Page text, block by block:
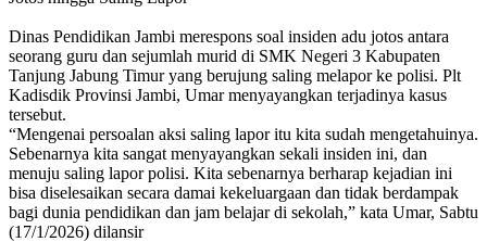
Dinas Pendidikan Jambi merespons soal insiden adu jotos antara
seorang guru dan sejumlah murid di SMK Negeri 3 Kabupaten
Tanjung Jabung Timur yang berujung saling melapor ke polisi. Plt
Kadisdik Provinsi Jambi, Umar menyayangkan terjadinya kasus
tersebut.
“Mengenai persoalan aksi saling lapor itu kita sudah mengetahuinya.
Sebenarnya kita sangat menyayangkan sekali insiden ini, dan
menuju saling lapor polisi. Kita sebenarnya berharap kejadian ini
bisa diselesaikan secara damai kekeluargaan dan tidak berdampak
bagi dunia pendidikan dan jam belajar di sekolah,” kata Umar, Sabtu
(17/1/2026) dilansir